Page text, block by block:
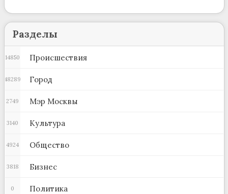
Разделы
Происшествия
14850
Город
48289
Мэр Москвы
2749
Культура
3140
Общество
4924
Бизнес
3818
Политика
0